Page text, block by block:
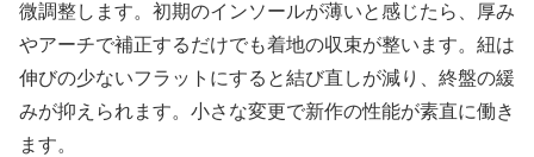
微調整します。初期のインソールが薄いと感じたら、厚み
やアーチで補正するだけでも着地の収束が整います。紐は
伸びの少ないフラットにすると結び直しが減り、終盤の緩
みが抑えられます。小さな変更で新作の性能が素直に働き
ます。